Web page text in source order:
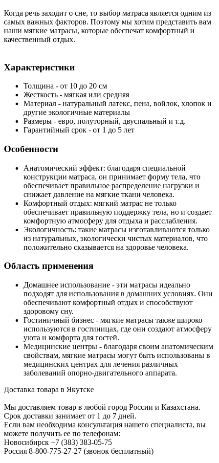
Когда речь заходит о сне, то выбор матраса является одним из
самых важных факторов. Поэтому мы хотим представить вам
наши мягкие матрасы, которые обеспечат комфортный и
качественный отдых.
Характеристики
Толщина - от 10 до 20 см
Жесткость - мягкая или средняя
Материал - натуральный латекс, пена, войлок, хлопок и
другие экологичные материалы
Размеры - евро, полуторный, двуспальный и т.д.
Гарантийный срок - от 1 до 5 лет
Особенности
Анатомический эффект: благодаря специальной
конструкции матраса, он принимает форму тела, что
обеспечивает правильное распределение нагрузки и
снижает давление на мягкие ткани человека.
Комфортный отдых: мягкий матрас не только
обеспечивает правильную поддержку тела, но и создает
комфортную атмосферу для отдыха и расслабления.
Экологичность: такие матрасы изготавливаются только
из натуральных, экологически чистых материалов, что
положительно сказывается на здоровье человека.
Область применения
Домашнее использование - эти матрасы идеально
подходят для использования в домашних условиях. Они
обеспечивают комфортный отдых и способствуют
здоровому сну.
Гостиничный бизнес - мягкие матрасы также широко
используются в гостиницах, где они создают атмосферу
уюта и комфорта для гостей.
Медицинские центры - благодаря своим анатомическим
свойствам, мягкие матрасы могут быть использованы в
медицинских центрах для лечения различных
заболеваний опорно-двигательного аппарата.
Доставка товара в Якутске
Мы доставляем товар в любой город России и Казахстана.
Срок доставки занимает от 1 до 7 дней.
Если вам необходима консультация нашего специалиста, вы
можете получить ее по телефонам:
Новосибирск +7 (383) 383-05-75
Россия 8-800-775-27-27 (звонок бесплатный)